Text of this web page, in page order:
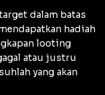
dalam batas
hadiah
looting
atau justru
yang akan